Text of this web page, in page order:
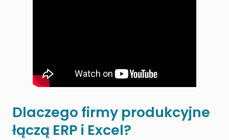
Dlaczego firmy produkcyjne
łączą ERP i Excel?